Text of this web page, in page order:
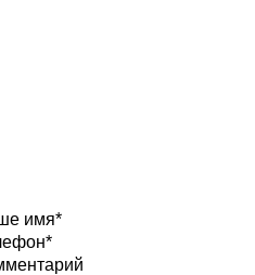
имя*